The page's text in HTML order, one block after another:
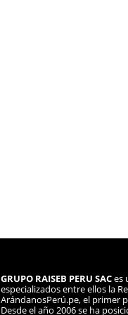
GRUPO RAISEB PERU SACes
especializados entre ellos la
ArándanosPerú.pe, el primer
Desde el año 2006 se ha